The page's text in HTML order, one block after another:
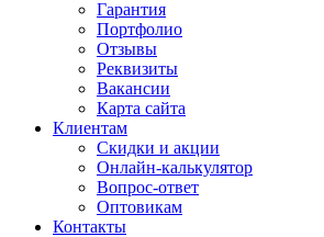
Гарантия
Портфолио
Отзывы
Реквизиты
Вакансии
Карта сайта
Клиентам
Скидки и акции
Онлайн-калькулятор
Вопрос-ответ
Оптовикам
Контакты